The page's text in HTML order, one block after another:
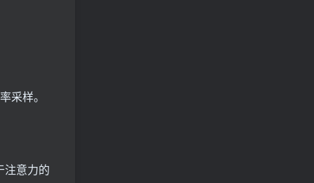
采样。
注意力的